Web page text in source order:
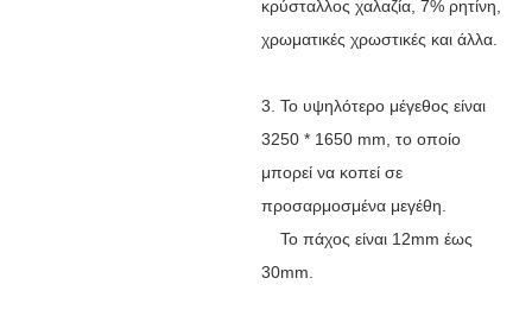
κρύσταλλος χαλαζία, 7% ρητίνη,
χρωματικές χρωστικές και άλλα.
3. Το υψηλότερο μέγεθος είναι
3250 * 1650 mm, το οποίο
μπορεί να κοπεί σε
προσαρμοσμένα μεγέθη.
Το πάχος είναι 12mm έως
30mm.